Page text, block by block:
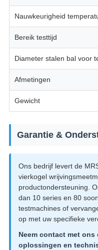
Nauwkeurigheid
Bereik testtijd
Diameter stalen bal voor
Afmetingen
Gewicht
Garantie &
Ons bedrijf levert de
vierkogel
productondersteuning.
dan 10 series en 80
testmachines of
op met uw specifieke
Neem contact met
oplossingen en